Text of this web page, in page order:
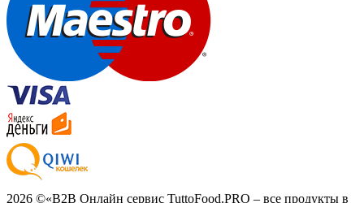
2026 ©«B2B Онлайн сервис TuttoFood.PRO – все продукты в